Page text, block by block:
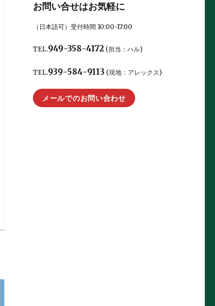
お問い合せはお気軽に
（日本語可）受付時間 10:00-17:00
TEL.949-358-4172(担当：ハル)
TEL.939-584-9113 (現地：アレックス)
メールでのお問い合わせ